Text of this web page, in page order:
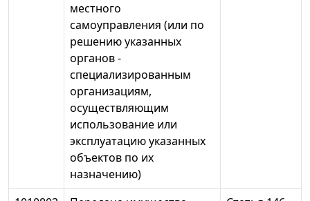
местного
самоуправления (или по
решению указанных
органов -
специализированным
организациям,
осуществляющим
использование или
эксплуатацию указанных
объектов по их
назначению)